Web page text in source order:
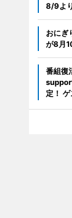
8/9よ
おにぎ
が8月
番組復
定！